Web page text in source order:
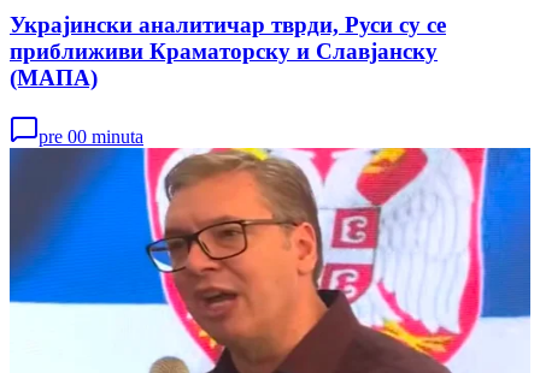
Украјински аналитичар тврди, Руси су се
приближиви Краматорску и Славјанску
(МАПА)
pre 00 minuta